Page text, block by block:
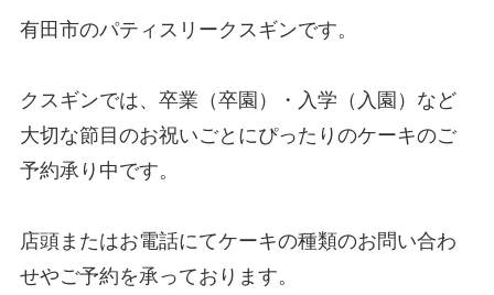
有田市のパティスリークスギンです。
クスギンでは、卒業（卒園）・入学（入園）など
大切な節目のお祝いごとにぴったりのケーキのご
予約承り中です。
店頭またはお電話にてケーキの種類のお問い合わ
せやご予約を承っております。